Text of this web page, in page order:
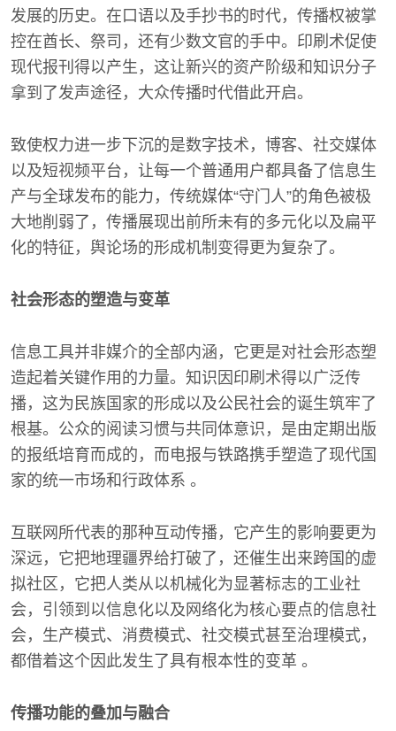
发展的历史。在口语以及手抄书的时代，传播权被掌
控在酋长、祭司，还有少数文官的手中。印刷术促使
现代报刊得以产生，这让新兴的资产阶级和知识分子
拿到了发声途径，大众传播时代借此开启。
致使权力进一步下沉的是数字技术，博客、社交媒体
以及短视频平台，让每一个普通用户都具备了信息生
产与全球发布的能力，传统媒体“守门人”的角色被极
大地削弱了，传播展现出前所未有的多元化以及扁平
化的特征，舆论场的形成机制变得更为复杂了。
社会形态的塑造与变革
信息工具并非媒介的全部内涵，它更是对社会形态塑
造起着关键作用的力量。知识因印刷术得以广泛传
播，这为民族国家的形成以及公民社会的诞生筑牢了
根基。公众的阅读习惯与共同体意识，是由定期出版
的报纸培育而成的，而电报与铁路携手塑造了现代国
家的统一市场和行政体系 。
互联网所代表的那种互动传播，它产生的影响要更为
深远，它把地理疆界给打破了，还催生出来跨国的虚
拟社区，它把人类从以机械化为显著标志的工业社
会，引领到以信息化以及网络化为核心要点的信息社
会，生产模式、消费模式、社交模式甚至治理模式，
都借着这个因此发生了具有根本性的变革 。
传播功能的叠加与融合